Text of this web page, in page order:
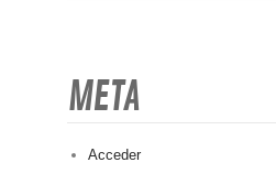
META
Acceder